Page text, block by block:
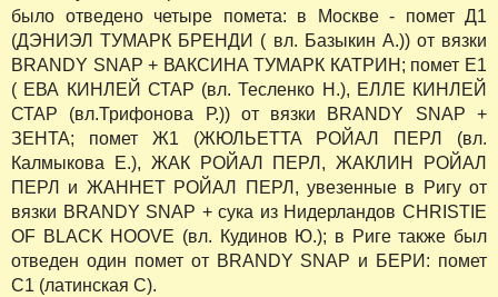
было отведено четыре помета: в Москве - помет Д1
(ДЭНИЭЛ ТУМАРК БРЕНДИ ( вл. Базыкин А.)) от вязки
BRANDY SNAP + ВАКСИНА ТУМАРК КАТРИН; помет Е1
( ЕВА КИНЛЕЙ СТАР (вл. Тесленко Н.), ЕЛЛЕ КИНЛЕЙ
СТАР (вл.Трифонова Р.)) от вязки BRANDY SNAP +
ЗЕНТА; помет Ж1 (ЖЮЛЬЕТТА РОЙАЛ ПЕРЛ (вл.
Калмыкова Е.), ЖАК РОЙАЛ ПЕРЛ, ЖАКЛИН РОЙАЛ
ПЕРЛ и ЖАННЕТ РОЙАЛ ПЕРЛ, увезенные в Ригу от
вязки BRANDY SNAP + сука из Нидерландов CHRISTIE
OF BLACK HOOVE (вл. Кудинов Ю.); в Риге также был
отведен один помет от BRANDY SNAP и БЕРИ: помет
С1 (латинская С).